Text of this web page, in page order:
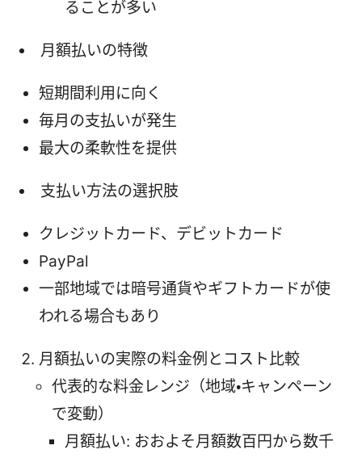
ることが多い
月額払いの特徴
短期間利用に向く
毎月の支払いが発生
最大の柔軟性を提供
支払い方法の選択肢
クレジットカード、デビットカード
PayPal
一部地域では暗号通貨やギフトカードが使
われる場合もあり
月額払いの実際の料金例とコスト比較
代表的な料金レンジ（地域・キャンペーン
で変動）
月額払い: おおよそ月額数百円から数千